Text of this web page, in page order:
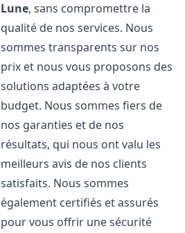
Lune, sans compromettre la
qualité de nos services. Nous
sommes transparents sur nos
prix et nous vous proposons des
solutions adaptées à votre
budget. Nous sommes fiers de
nos garanties et de nos
résultats, qui nous ont valu les
meilleurs avis de nos clients
satisfaits. Nous sommes
également certifiés et assurés
pour vous offrir une sécurité